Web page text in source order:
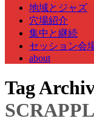
地域とジャズ
穴場紹介
集中と継続
セッション会
about
Tag